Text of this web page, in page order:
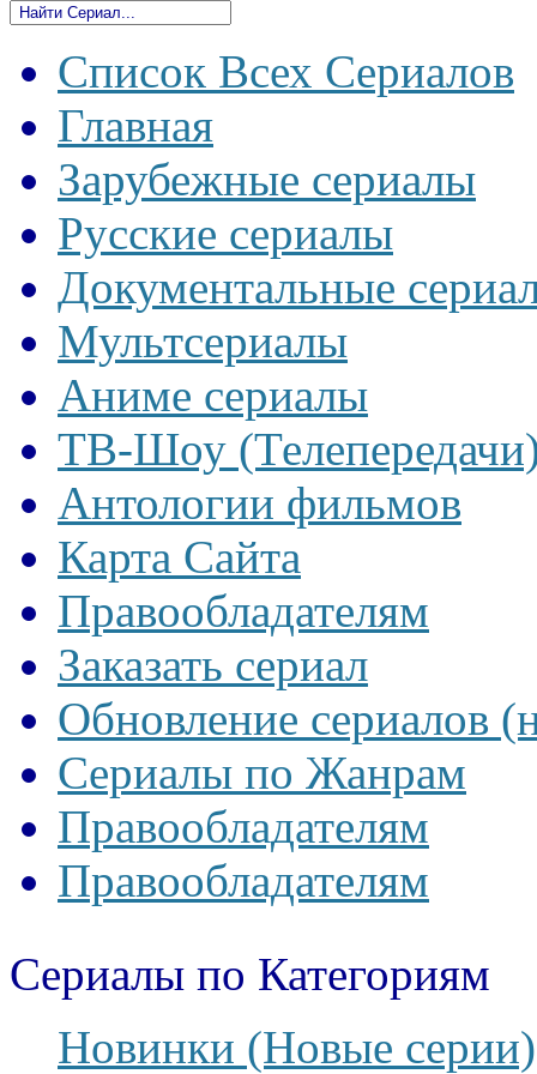
Список Всех Сериалов
Главная
Зарубежные сериалы
Русские сериалы
Документальные
Мультсериалы
Аниме сериалы
ТВ-Шоу
Антологии фильмов
Карта Сайта
Правообладателям
Заказать сериал
Обновление сериалов
Сериалы по Жанрам
Правообладателям
Правообладателям
Сериалы по Категориям
Новинки (Новые серии)